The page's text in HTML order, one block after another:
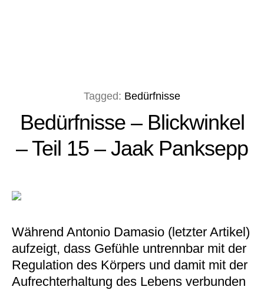
Tagged: Bedürfnisse
Bedürfnisse – Blickwinkel
– Teil 15 – Jaak Panksepp
Während Antonio Damasio (letzter Artikel)
aufzeigt, dass Gefühle untrennbar mit der
Regulation des Körpers und damit mit der
Aufrechterhaltung des Lebens verbunden